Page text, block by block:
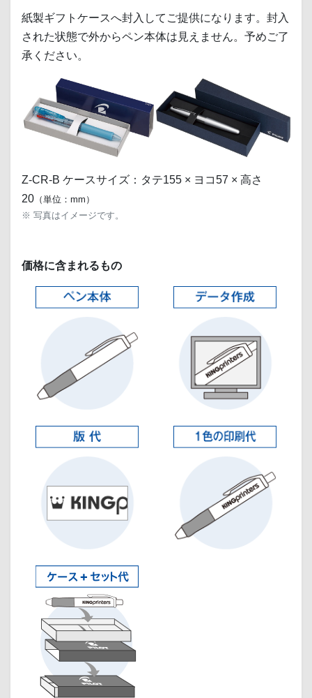
紙製ギフトケースへ封入してご提供になります。封入
された状態で外からペン本体は見えません。予めご了
承ください。
Z-CR-B ケースサイズ：タテ155 × ヨコ57 × 高さ
20 （単位：mm）
※ 写真はイメージです。
価格に含まれるもの